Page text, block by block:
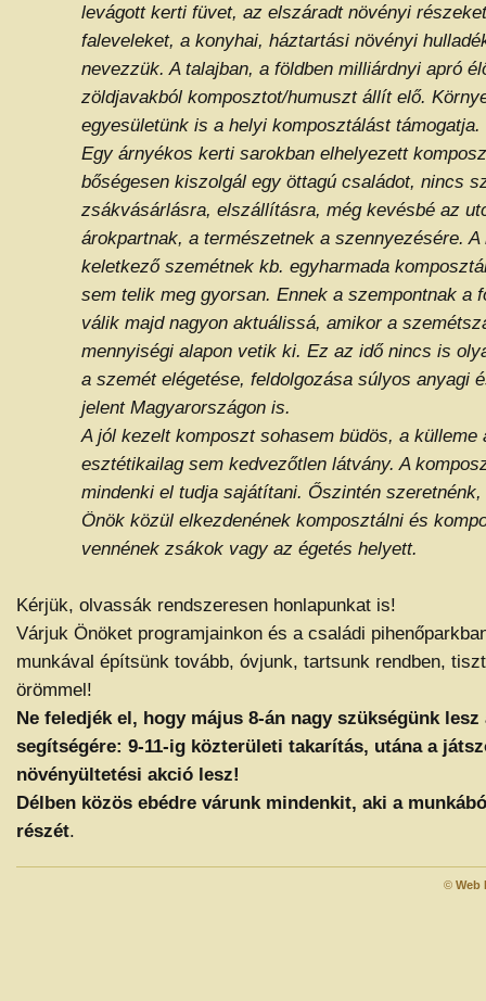
levágott kerti füvet, az elszáradt növényi
faleveleket, a konyhai, háztartási növényi
nevezzük. A talajban, a földben milliárdnyi apró
zöldjavakból komposztot/humuszt állít elő.
egyesületünk is a helyi komposztálást támogatja.
Egy árnyékos kerti sarokban elhelyezett
bőségesen kiszolgál egy öttagú családot, nincs
zsákvásárlásra, elszállításra, még kevésbé az
árokpartnak, a természetnek a szennyezésére. A
keletkező szemétnek kb. egyharmada
sem telik meg gyorsan. Ennek a szempontnak a
válik majd nagyon aktuálissá, amikor a
mennyiségi alapon vetik ki. Ez az idő nincs is
a szemét elégetése, feldolgozása súlyos anyagi
jelent Magyarországon is.
A jól kezelt komposzt sohasem büdös, a külleme
esztétikailag sem kedvezőtlen látvány. A
mindenki el tudja sajátítani. Őszintén szeretnénk,
Önök közül elkezdenének komposztálni és
vennének zsákok vagy az égetés helyett.
Kérjük, olvassák rendszeresen honlapunkat is!
Várjuk Önöket programjainkon és a családi
munkával építsünk tovább, óvjunk, tartsunk rendben,
örömmel!
Ne feledjék el, hogy május 8-án nagy szükségünk lesz
segítségére: 9-11-ig közterületi takarítás, utána a
növényültetési akció lesz!
Délben közös ebédre várunk mindenkit, aki a
részét.
©Web